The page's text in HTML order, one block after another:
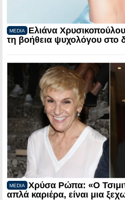
MEDIA
Ελιάνα
τη βοήθεια ψυχολόγου στο
MEDIA
Χρύσα Ρώπα: «Ο
απλά καριέρα, είναι μια